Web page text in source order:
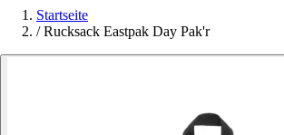
Startseite
/ Rucksack Eastpak Day Pak'r